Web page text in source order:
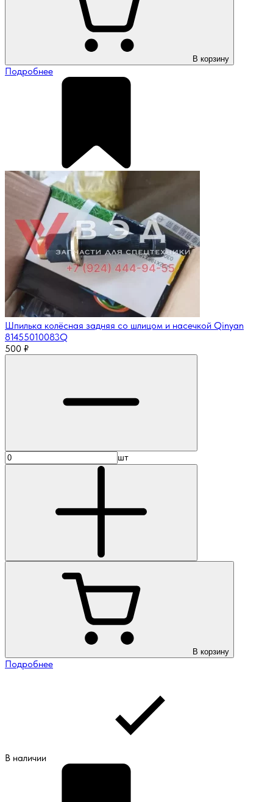
В корзину
Подробнее
Шпилька колёсная задняя со шлицом и насечкой Qinyan
81455010083Q
500 ₽
шт
В корзину
Подробнее
В наличии